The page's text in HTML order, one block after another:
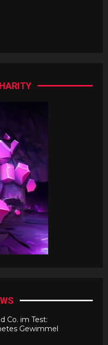
Co. im Test:
Gewimmel